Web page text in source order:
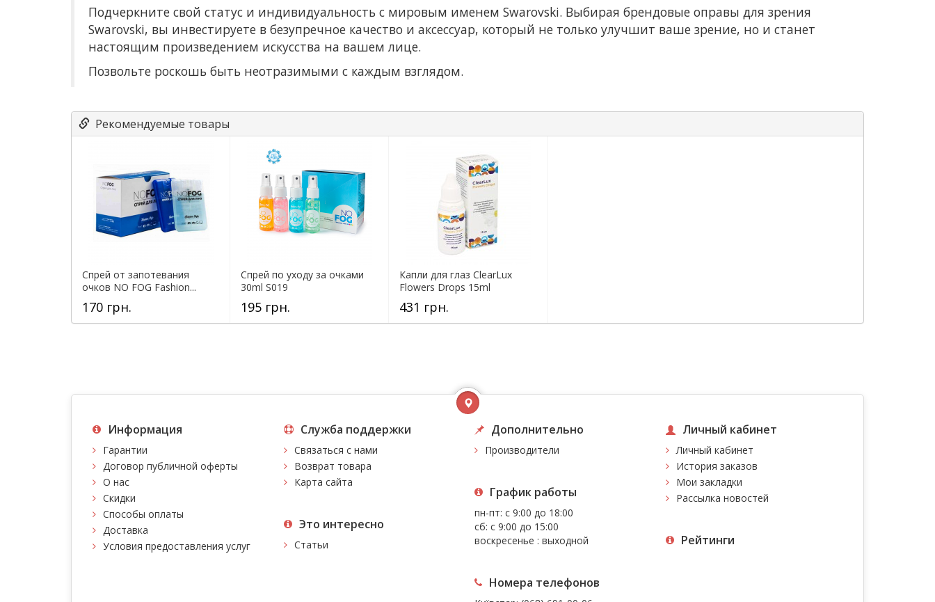
Подчеркните свой статус и индивидуальность с мировым именем Swarovski. Выбирая брендовые оправы для зрения
Swarovski, вы инвестируете в безупречное качество и аксессуар, который не только улучшит ваше зрение, но и станет
настоящим произведением искусства на вашем лице.
Позвольте роскошь быть неотразимыми с каждым взглядом.
Рекомендуемые товары
Спрей от запотевания
очков NO FOG Fashion...
170 грн.
Спрей по уходу за очками
30ml S019
195 грн.
Капли для глаз ClearLux
Flowers Drops 15ml
431 грн.
Информация
Гарантии
Договор публичной оферты
О нас
Скидки
Способы оплаты
Доставка
Условия предоставления услуг
Служба поддержки
Связаться с нами
Возврат товара
Карта сайта
Это интересно
Статьи
Дополнительно
Производители
График работы
пн-пт: с 9:00 до 18:00
сб: с 9:00 до 15:00
воскресенье : выходной
Номера телефонов
Личный кабинет
Личный кабинет
История заказов
Мои закладки
Рассылка новостей
Рейтинги